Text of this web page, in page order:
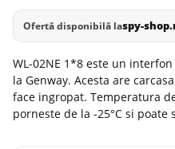
Ofertă disponibilă laspy-
WL-02NE 1*8 este un
la Genway. Acesta are
face ingropat. Temperatura
porneste de la -25°C si poate